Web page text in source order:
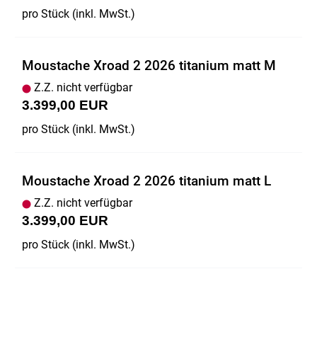
pro Stück (inkl. MwSt.)
Moustache Xroad 2 2026 titanium matt M
Z.Z. nicht verfügbar
3.399,00 EUR
pro Stück (inkl. MwSt.)
Moustache Xroad 2 2026 titanium matt L
Z.Z. nicht verfügbar
3.399,00 EUR
pro Stück (inkl. MwSt.)